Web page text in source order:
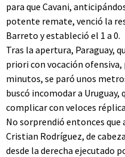
para que Cavani,
potente remate, venció la
Barreto y estableció el 1 a 0.
Tras la apertura, Paraguay,
priori con vocación
minutos, se paró unos
buscó incomodar a Uruguay,
complicar con veloces
No sorprendió entonces
Cristian Rodríguez, de
desde la derecha ejecutado